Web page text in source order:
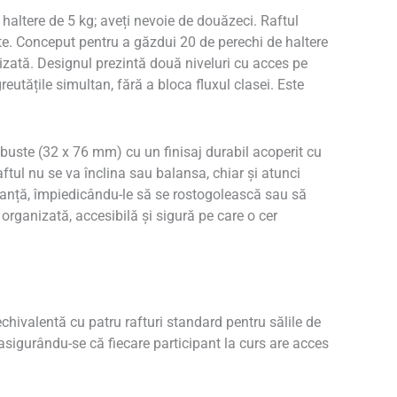
de 5 kg; aveți nevoie de douăzeci. Raftul
Conceput pentru a găzdui 20 de perechi de haltere
Designul prezintă două niveluri cu acces pe
simultan, fără a bloca fluxul clasei. Este
(32 x 76 mm) cu un finisaj durabil acoperit cu
nu se va înclina sau balansa, chiar și atunci
împiedicându-le să se rostogolească sau să
accesibilă și sigură pe care o cer
cu patru rafturi standard pentru sălile de
se că fiecare participant la curs are acces